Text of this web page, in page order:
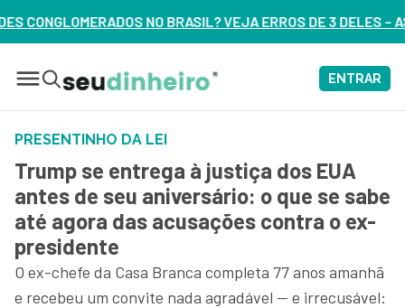
VEJA ERROS DE 3 DELES – ASSISTA AGORA
ENTRAR
PRESENTINHO DA LEI
Trump se entrega à justiça dos EUA
antes de seu aniversário: o que se sabe
até agora das acusações contra o ex-
presidente
O ex-chefe da Casa Branca completa 77 anos amanhã
e recebeu um convite nada agradável — e irrecusável: